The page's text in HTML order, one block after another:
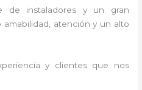
de instaladores y un gran
atención y un alto
y clientes que nos